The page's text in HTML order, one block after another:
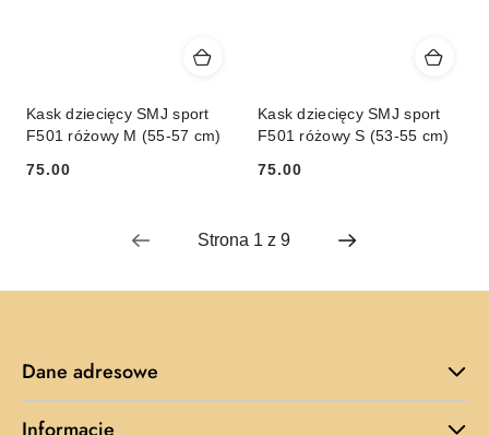
Kask dziecięcy SMJ sport
F501 różowy M (55-57 cm)
Cena:
75.00
Kask dziecięcy SMJ sport
F501 różowy S (53-55 cm)
Cena:
75.00
Dane adresowe